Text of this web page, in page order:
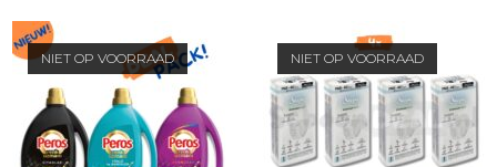
NIET OP VOORRAAD NIET OP VOORRAAD